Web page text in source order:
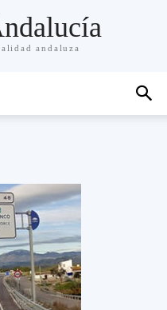
andaluza